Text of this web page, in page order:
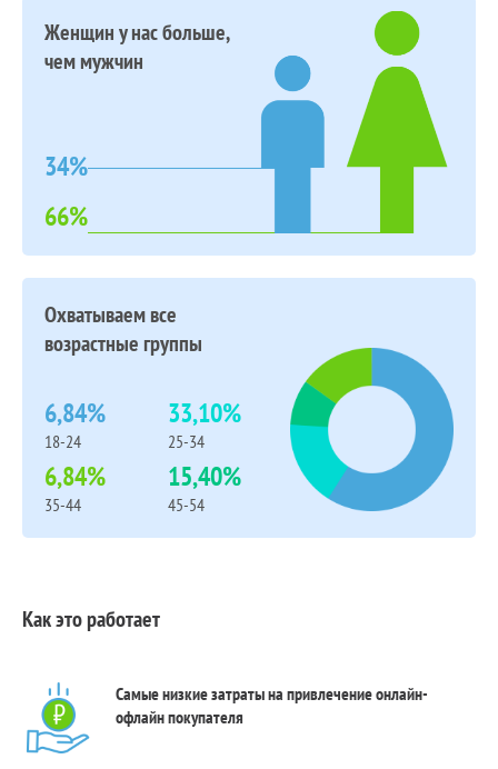
Женщин у нас больше,
чем мужчин
34%
66%
Охватываем все
возрастные группы
6,84%
18-24
33,10%
25-34
6,84%
35-44
15,40%
45-54
Как это работает
Самые низкие затраты на привлечение онлайн-
офлайн покупателя